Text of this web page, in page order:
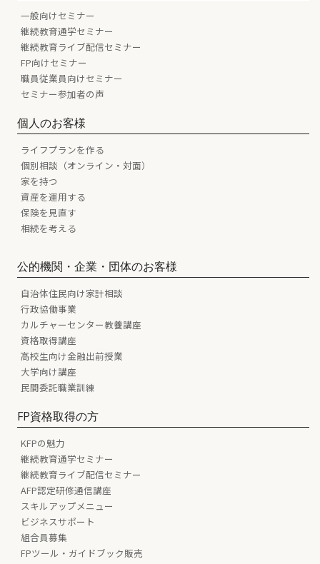
一般向けセミナー
継続教育通学セミナー
継続教育ライブ配信セミナー
FP向けセミナー
職員従業員向けセミナー
セミナー参加者の声
個人のお客様
ライフプランを作る
個別相談（オンライン・対面）
家を持つ
資産を運用する
保険を見直す
相続を考える
公的機関・企業・団体のお客様
自治体住民向け家計相談
行政協働事業
カルチャーセンター教養講座
資格取得講座
高校生向け金融出前授業
大学向け講座
民間委託職業訓練
FP資格取得の方
KFPの魅力
継続教育通学セミナー
継続教育ライブ配信セミナー
AFP認定研修通信講座
スキルアップメニュー
ビジネスサポート
組合員募集
FPツール・ガイドブック販売